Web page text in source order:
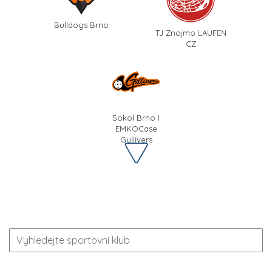
Bulldogs Brno
TJ Znojmo LAUFEN
CZ
Sokol Brno I
EMKOCase
Gullivers